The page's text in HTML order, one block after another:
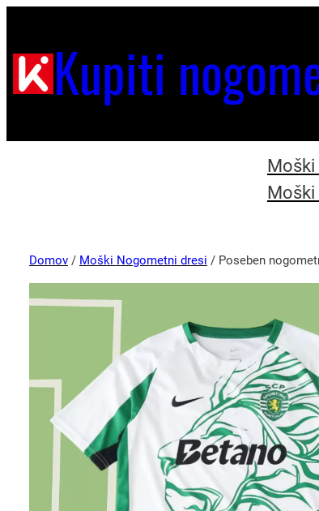
Kupiti
Domov / Moški Nogometni dresi / Poseben